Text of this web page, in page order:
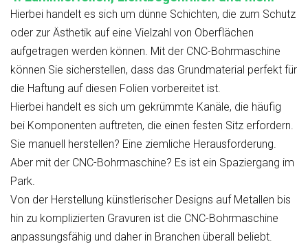
Hierbei handelt es sich um dünne Schichten, die zum Schutz
oder zur Ästhetik auf eine Vielzahl von Oberflächen
aufgetragen werden können. Mit der CNC-Bohrmaschine
können Sie sicherstellen, dass das Grundmaterial perfekt für
die Haftung auf diesen Folien vorbereitet ist.
Hierbei handelt es sich um gekrümmte Kanäle, die häufig
bei Komponenten auftreten, die einen festen Sitz erfordern.
Sie manuell herstellen? Eine ziemliche Herausforderung.
Aber mit der CNC-Bohrmaschine? Es ist ein Spaziergang im
Park.
Von der Herstellung künstlerischer Designs auf Metallen bis
hin zu komplizierten Gravuren ist die CNC-Bohrmaschine
anpassungsfähig und daher in Branchen überall beliebt.